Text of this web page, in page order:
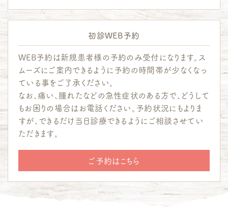
初診WEB予約
WEB予約は新規患者様の予約のみ受付になります。ス
ムーズにご案内できるように予約の時間帯が少なくなっ
ている事をご了承ください。
なお、痛い、腫れたなどの急性症状のある方で、どうして
もお困りの場合はお電話ください。予約状況にもよりま
すが、できるだけ当日診療できるようにご相談させてい
ただきます。
ご予約はこちら